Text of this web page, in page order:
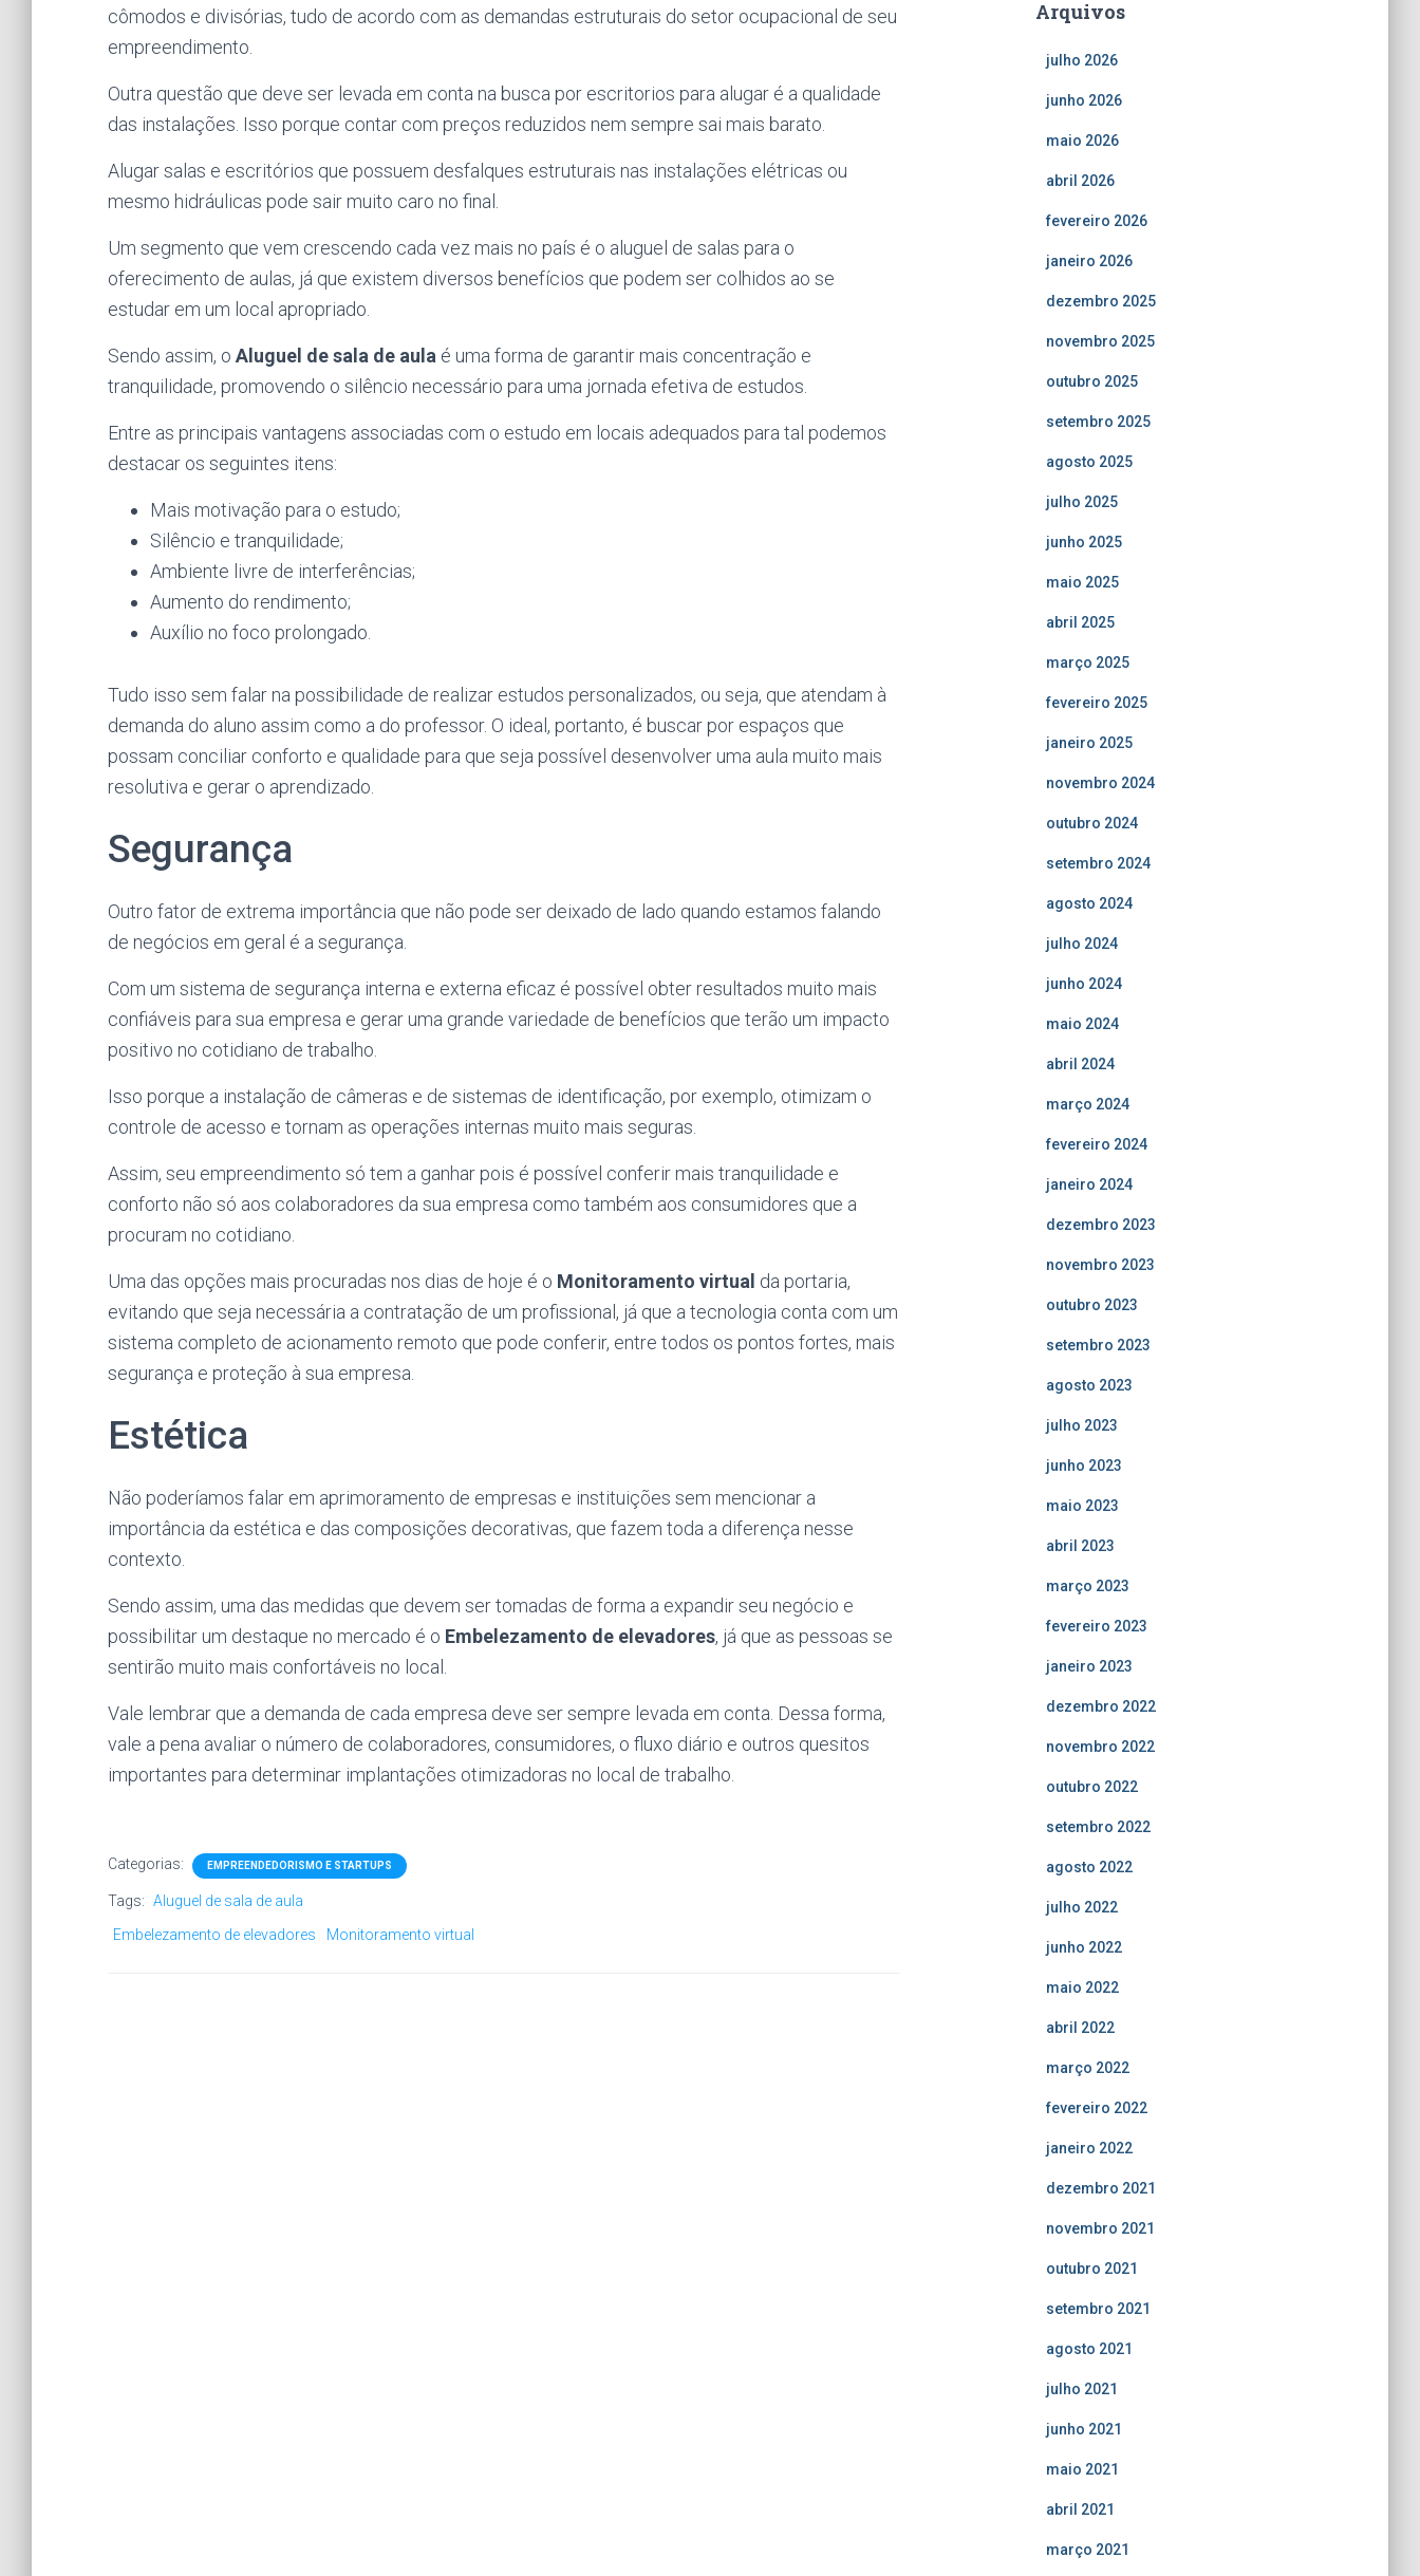
cômodos e divisórias, tudo de acordo com as demandas estruturais do setor ocupacional de seu
empreendimento.
Outra questão que deve ser levada em conta na busca por escritorios para alugar é a qualidade
das instalações. Isso porque contar com preços reduzidos nem sempre sai mais barato.
Alugar salas e escritórios que possuem desfalques estruturais nas instalações elétricas ou
mesmo hidráulicas pode sair muito caro no final.
Um segmento que vem crescendo cada vez mais no país é o aluguel de salas para o
oferecimento de aulas, já que existem diversos benefícios que podem ser colhidos ao se
estudar em um local apropriado.
Sendo assim, o Aluguel de sala de aula é uma forma de garantir mais concentração e
tranquilidade, promovendo o silêncio necessário para uma jornada efetiva de estudos.
Entre as principais vantagens associadas com o estudo em locais adequados para tal podemos
destacar os seguintes itens:
Mais motivação para o estudo;
Silêncio e tranquilidade;
Ambiente livre de interferências;
Aumento do rendimento;
Auxílio no foco prolongado.
Tudo isso sem falar na possibilidade de realizar estudos personalizados, ou seja, que atendam à
demanda do aluno assim como a do professor. O ideal, portanto, é buscar por espaços que
possam conciliar conforto e qualidade para que seja possível desenvolver uma aula muito mais
resolutiva e gerar o aprendizado.
Segurança
Outro fator de extrema importância que não pode ser deixado de lado quando estamos falando
de negócios em geral é a segurança.
Com um sistema de segurança interna e externa eficaz é possível obter resultados muito mais
confiáveis para sua empresa e gerar uma grande variedade de benefícios que terão um impacto
positivo no cotidiano de trabalho.
Isso porque a instalação de câmeras e de sistemas de identificação, por exemplo, otimizam o
controle de acesso e tornam as operações internas muito mais seguras.
Assim, seu empreendimento só tem a ganhar pois é possível conferir mais tranquilidade e
conforto não só aos colaboradores da sua empresa como também aos consumidores que a
procuram no cotidiano.
Uma das opções mais procuradas nos dias de hoje é o Monitoramento virtual da portaria,
evitando que seja necessária a contratação de um profissional, já que a tecnologia conta com um
sistema completo de acionamento remoto que pode conferir, entre todos os pontos fortes, mais
segurança e proteção à sua empresa.
Estética
Não poderíamos falar em aprimoramento de empresas e instituições sem mencionar a
importância da estética e das composições decorativas, que fazem toda a diferença nesse
contexto.
Sendo assim, uma das medidas que devem ser tomadas de forma a expandir seu negócio e
possibilitar um destaque no mercado é o Embelezamento de elevadores, já que as pessoas se
sentirão muito mais confortáveis no local.
Vale lembrar que a demanda de cada empresa deve ser sempre levada em conta. Dessa forma,
vale a pena avaliar o número de colaboradores, consumidores, o fluxo diário e outros quesitos
importantes para determinar implantações otimizadoras no local de trabalho.
Categorias: EMPREENDEDORISMO E STARTUPS
Tags: Aluguel de sala de aula
Embelezamento de elevadores
Monitoramento virtual
Arquivos
julho 2026
junho 2026
maio 2026
abril 2026
fevereiro 2026
janeiro 2026
dezembro 2025
novembro 2025
outubro 2025
setembro 2025
agosto 2025
julho 2025
junho 2025
maio 2025
abril 2025
março 2025
fevereiro 2025
janeiro 2025
novembro 2024
outubro 2024
setembro 2024
agosto 2024
julho 2024
junho 2024
maio 2024
abril 2024
março 2024
fevereiro 2024
janeiro 2024
dezembro 2023
novembro 2023
outubro 2023
setembro 2023
agosto 2023
julho 2023
junho 2023
maio 2023
abril 2023
março 2023
fevereiro 2023
janeiro 2023
dezembro 2022
novembro 2022
outubro 2022
setembro 2022
agosto 2022
julho 2022
junho 2022
maio 2022
abril 2022
março 2022
fevereiro 2022
janeiro 2022
dezembro 2021
novembro 2021
outubro 2021
setembro 2021
agosto 2021
julho 2021
junho 2021
maio 2021
abril 2021
março 2021